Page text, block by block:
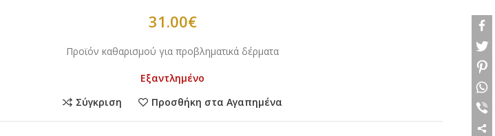
31.00€
Προϊόν καθαρισμού για προβληματικά δέρματα
Εξαντλημένο
Σύγκριση
Προσθήκη στα Αγαπημένα